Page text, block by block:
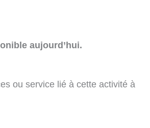
aujourd’hui.
ou service lié à cette activité à